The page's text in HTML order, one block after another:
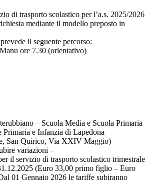
di trasporto scolastico per l’a.s. 2025/2026
mediante il modello preposto in
il seguente percorso:
ore 7.30 (orientativo)
– Scuola Media e Scuola Primaria
Primaria e Infanzia di Lapedona
San Quirico, Via XXIV Maggio)
variazioni –
il servizio di trasporto scolastico trimestrale
(Euro 33,00 primo figlio – Euro
01 Gennaio 2026 le tariffe subiranno